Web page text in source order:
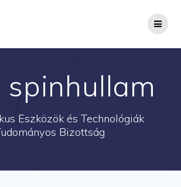
spinhullam
Eszközök és Technológiák
Bizottság